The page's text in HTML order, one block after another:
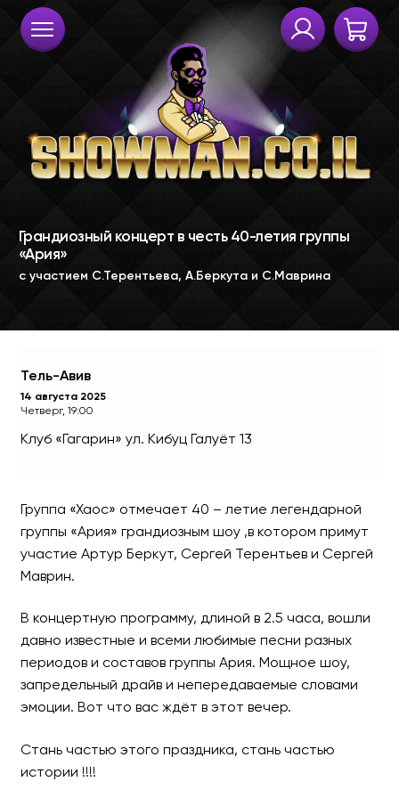
«Ария»
с участием С.Терентьева,
Тель-Авив
14 августа 2025
Четверг, 19:00
Клуб «Гагарин» ул. Кибуц Галуёт 13
Группа «Хаос» отмечает 40 – летие легендарной
группы «Ария» грандиозным шоу ,в котором примут
участие Артур Беркут, Сергей Терентьев и Сергей
Маврин.
В концертную программу, длиной в 2.5 часа, вошли
давно известные и всеми любимые песни разных
периодов и составов группы Ария. Мощное шоу,
запредельный драйв и непередаваемые словами
эмоции. Вот что вас ждёт в этот вечер.
Стань частью этого праздника, стань частью
истории !!!!